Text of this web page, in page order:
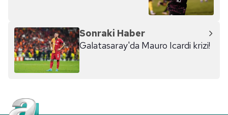
Sonraki Haber
Galatasaray'da Mauro Icardi krizi!